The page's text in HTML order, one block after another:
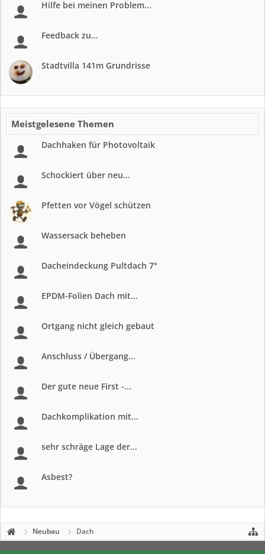
Hilfe bei meinen Problem...
Feedback zu...
Stadtvilla 141m Grundrisse
Meistgelesene Themen
Dachhaken für Photovoltaik
Schockiert über neu...
Pfetten vor Vögel schützen
Wassersack beheben
Dacheindeckung Pultdach 7°
EPDM-Folien Dach mit...
Ortgang nicht gleich gebaut
Anschluss / Übergang...
Der gute neue First -...
Dachkomplikation mit...
sehr schräge Lage der...
Asbest?
Neubau Dach